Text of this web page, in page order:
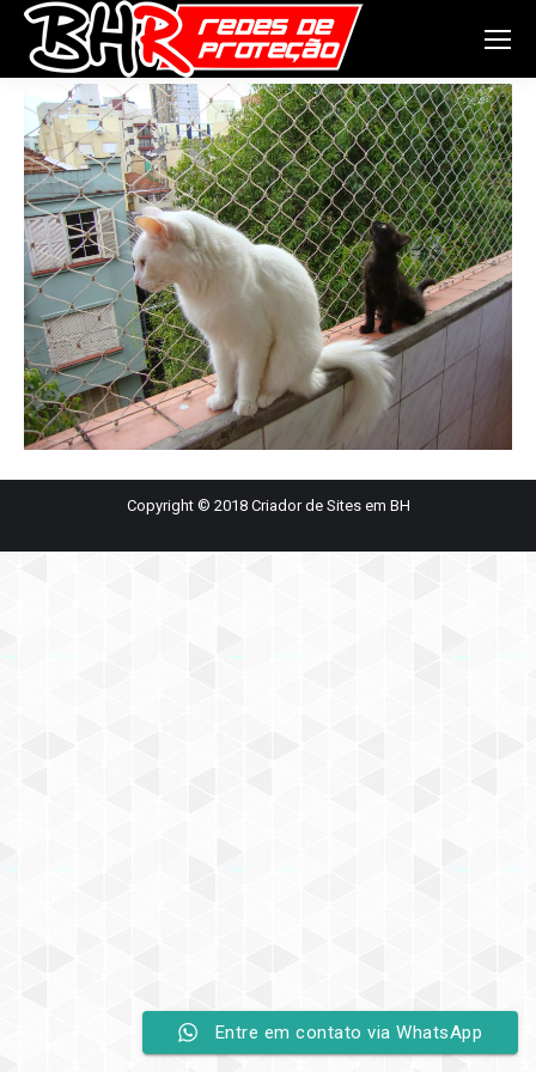
Copyright © 2018 Criador de Sites em BH
Entre em contato via WhatsApp